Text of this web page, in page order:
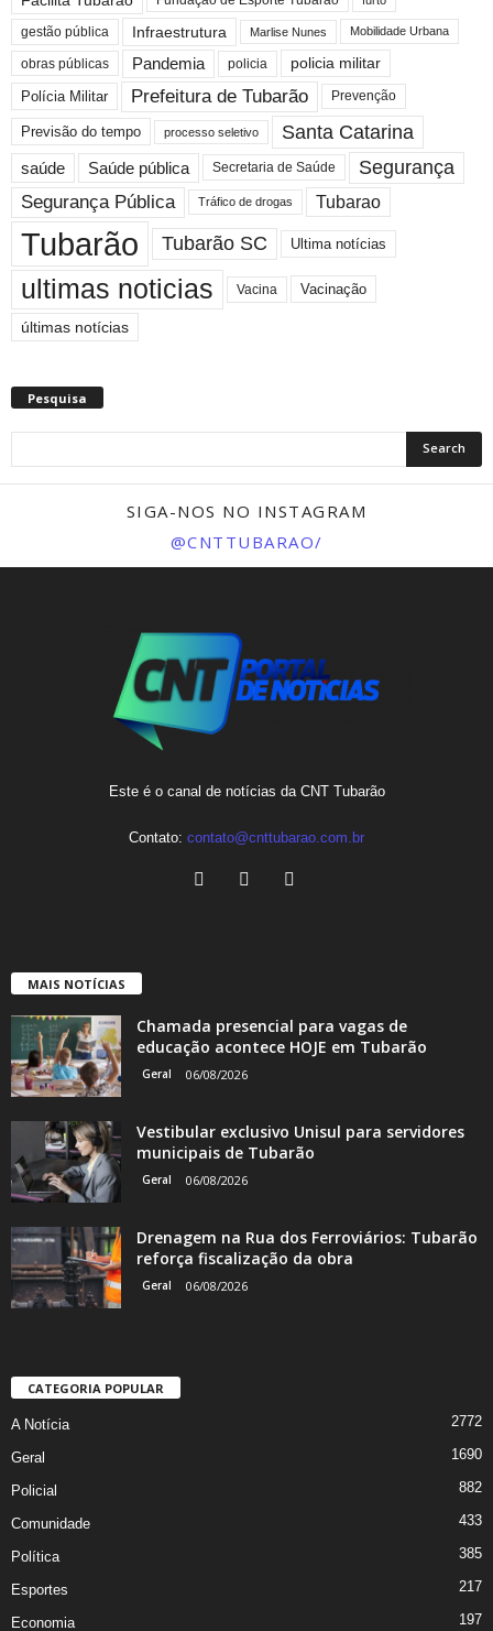
gestão pública Infraestrutura Marlise Nunes Mobilidade Urbana
obras públicas Pandemia policia
policia militar
Polícia Militar
Prefeitura de Tubarão Prevenção
Previsão do tempo processo seletivo Santa Catarina
saúde Saúde pública Secretaria de Saúde Segurança
Segurança Pública Tráfico de drogas Tubarao
Tubarão Tubarão SC Ultima notícias
ultimas noticias Vacina Vacinação
últimas notícias
Pesquisa
SIGA-NOS NO INSTAGRAM
@CNTTUBARAO/
Este é o canal de notícias da CNT Tubarão
Contato: contato@cnttubarao.com.br
MAIS NOTÍCIAS
Chamada presencial para vagas de
educação acontece HOJE em Tubarão
Geral 06/08/2026
Vestibular exclusivo Unisul para servidores
municipais de Tubarão
Geral 06/08/2026
Drenagem na Rua dos Ferroviários: Tubarão
reforça fiscalização da obra
Geral 06/08/2026
CATEGORIA POPULAR
A Notícia 2772
Geral 1690
Policial 882
Comunidade 433
Política 385
Esportes 217
Economia 197